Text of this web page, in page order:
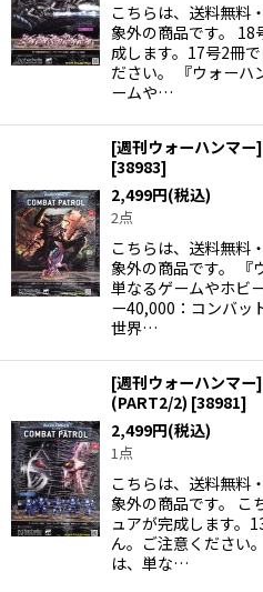
こちらは、送料無料
象外の商品です。
成します。17号2冊
ださい。 『ウォーハ
ームや…
[週刊ウォーハンマ
[38983]
2,499円(税込)
2点
こちらは、送料無料
象外の商品です。 『
単なるゲームやホビ
ー40,000：コンバッ
世界…
[週刊ウォーハンマ
(PART2/2) [38981]
2,499円(税込)
1点
こちらは、送料無料
象外の商品です。 こ
ュアが完成します。
ん。ご注意ください
は、単な…